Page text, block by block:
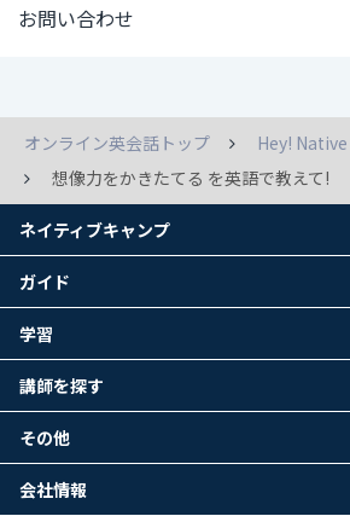
お問い合わせ
オンライン英会話トップ
Hey!
想像力をかきたてる を英語で教えて!
ネイティブキャンプ
ガイド
学習
講師を探す
その他
会社情報